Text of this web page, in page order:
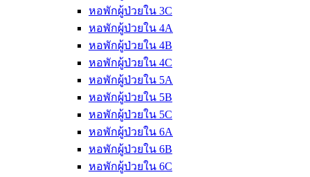
หอพักผู้ป่วยใน 3C
หอพักผู้ป่วยใน 4A
หอพักผู้ป่วยใน 4B
หอพักผู้ป่วยใน 4C
หอพักผู้ป่วยใน 5A
หอพักผู้ป่วยใน 5B
หอพักผู้ป่วยใน 5C
หอพักผู้ป่วยใน 6A
หอพักผู้ป่วยใน 6B
หอพักผู้ป่วยใน 6C